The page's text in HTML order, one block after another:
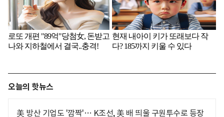
오늘의 핫뉴스
美 방산 기업도 '깜짝'… K조선, 美 배 띄울 구원투수로 등장